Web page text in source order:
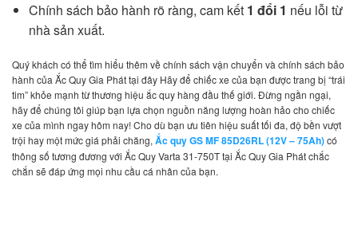
Chính sách bảo hành rõ ràng, cam kết 1 đổi 1 nếu lỗi từ
nhà sản xuất.
Quý khách có thể tìm hiểu thêm về chính sách vận chuyển và chính sách bảo
hành của Ắc Quy Gia Phát tại đây Hãy để chiếc xe của bạn được trang bị “trái
tim” khỏe mạnh từ thương hiệu ắc quy hàng đầu thế giới. Đừng ngần ngại,
hãy để chúng tôi giúp bạn lựa chọn nguồn năng lượng hoàn hảo cho chiếc
xe của mình ngay hôm nay! Cho dù bạn ưu tiên hiệu suất tối đa, độ bền vượt
trội hay một mức giá phải chăng, Ắc quy GS MF 85D26RL (12V – 75Ah)có
thông số tương đương với Ắc Quy Varta 31-750T tại Ắc Quy Gia Phát chắc
chắn sẽ đáp ứng mọi nhu cầu cá nhân của bạn.